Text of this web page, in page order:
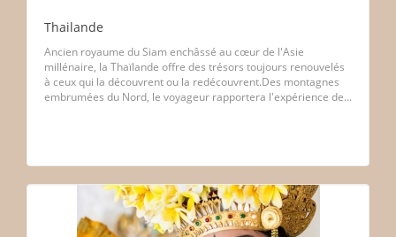
Thailande
Ancien royaume du Siam enchâssé au cœur de l'Asie
millénaire, la Thaïlande offre des trésors toujours renouvelés
à ceux qui la découvrent ou la redécouvrent.Des montagnes
embrumées du Nord, le voyageur rapportera l'expérience de...